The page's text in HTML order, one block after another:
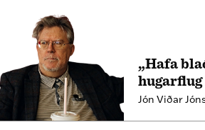
„Hafa
Jón Viðar